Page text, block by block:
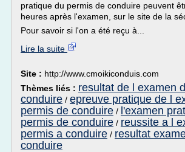
pratique du permis de conduire peuvent
heures après l'examen, sur le site de la
Pour savoir si l'on a été reçu à...
Lire la suite
Site : http://www.cmoikiconduis.com
Thèmes liés : resultat de l examen
conduire / epreuve pratique de l
permis de conduire / l'examen
permis de conduire / reussite a l
permis a conduire / resultat
conduire